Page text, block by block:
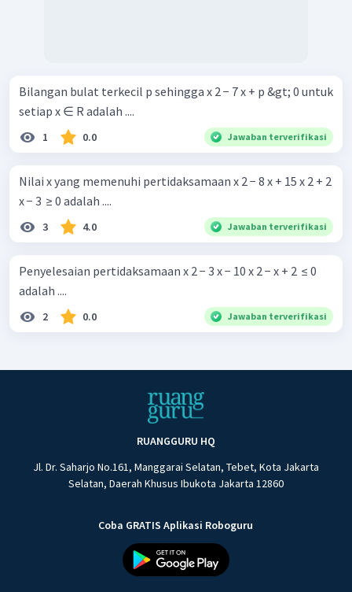
Bilangan bulat terkecil p sehingga x 2 − 7 x + p &gt; 0 untuk
setiap x ∈ R adalah ....
1 0.0 Jawaban terverifikasi
Nilai x yang memenuhi pertidaksamaan x 2 − 8 x + 15 x 2 + 2
x − 3 ​ ≥ 0 adalah ....
3 4.0 Jawaban terverifikasi
Penyelesaian pertidaksamaan x 2 − 3 x − 10 x 2 − x + 2 ​ ≤ 0
adalah ....
2 0.0 Jawaban terverifikasi
RUANGGURU HQ
Jl. Dr. Saharjo No.161, Manggarai Selatan, Tebet, Kota Jakarta
Selatan, Daerah Khusus Ibukota Jakarta 12860
Coba GRATIS Aplikasi Roboguru